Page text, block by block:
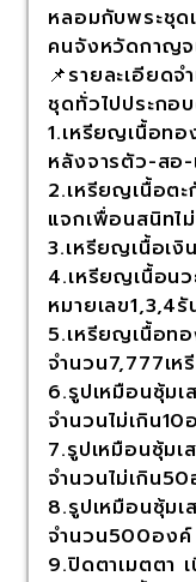
หลอมกับพระชุด
คนจังหวัดกาญ
📌รายละเอียด
ชุดทั่วไปประกอ
1.เหรียญเนื้อท
หลังจารตัว-สอ-
2.เหรียญเนื้อต
แจกเพื่อนสนิทไ
3.เหรียญเนื้อเ
4.เหรียญเนื้อนว
หมายเลข1,3,4
5.เหรียญเนื้อท
จำนวน7,777เ
6.รูปเหมือนซุ้ม
จำนวนไม่เกิน10
7.รูปเหมือนซุ้ม
จำนวนไม่เกิน
8.รูปเหมือนซุ้มเ
จำนวน500องค์
9.ปิดตาเมตตา